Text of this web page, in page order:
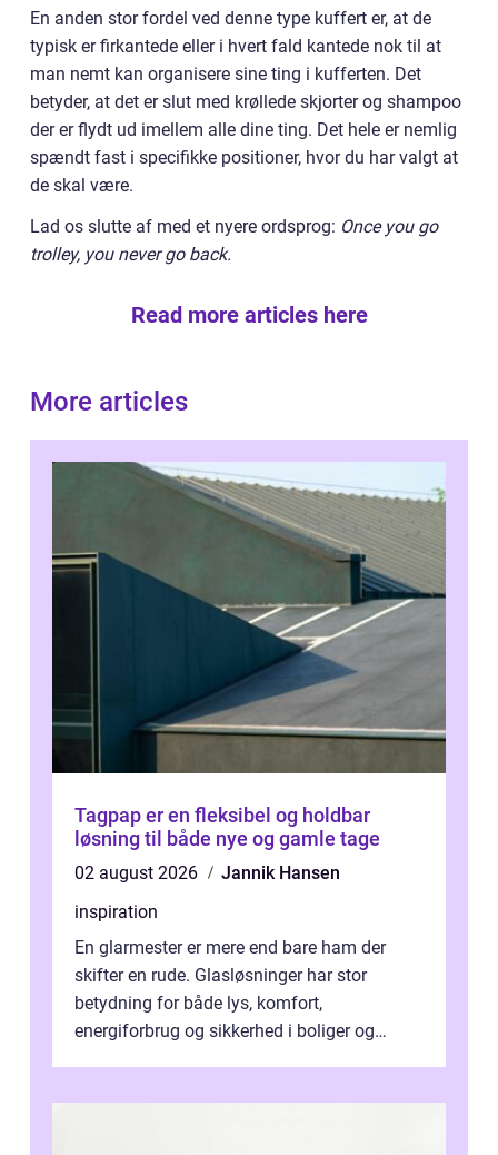
En anden stor fordel ved denne type kuffert er, at de
typisk er firkantede eller i hvert fald kantede nok til at
man nemt kan organisere sine ting i kufferten. Det
betyder, at det er slut med krøllede skjorter og shampoo
der er flydt ud imellem alle dine ting. Det hele er nemlig
spændt fast i specifikke positioner, hvor du har valgt at
de skal være.
Lad os slutte af med et nyere ordsprog: Once you go
trolley, you never go back.
Read more articles here
More articles
Tagpap er en fleksibel og holdbar
løsning til både nye og gamle tage
02 august 2026
Jannik Hansen
inspiration
En glarmester er mere end bare ham der
skifter en rude. Glasløsninger har stor
betydning for både lys, komfort,
energiforbrug og sikkerhed i boliger og